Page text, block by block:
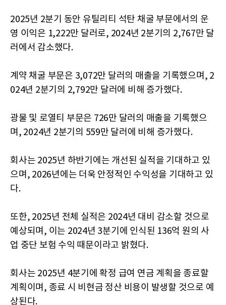
2025년 2분기 동안 유틸리티 석탄 채굴 부문에서의 운
영 이익은 1,222만 달러로, 2024년 2분기의 2,767만 달
러에서 감소했다.
계약 채굴 부문은 3,072만 달러의 매출을 기록했으며, 2
024년 2분기의 2,792만 달러에 비해 증가했다.
광물 및 로열티 부문은 726만 달러의 매출을 기록했으
며, 2024년 2분기의 559만 달러에 비해 증가했다.
회사는 2025년 하반기에는 개선된 실적을 기대하고 있
으며, 2026년에는 더욱 안정적인 수익성을 기대하고 있
다.
또한, 2025년 전체 실적은 2024년 대비 감소할 것으로
예상되며, 이는 2024년 3분기에 인식된 136억 원의 사
업 중단 보험 수익 때문이라고 밝혔다.
회사는 2025년 4분기에 확정 급여 연금 계획을 종료할
계획이며, 종료 시 비현금 정산 비용이 발생할 것으로 예
상된다.